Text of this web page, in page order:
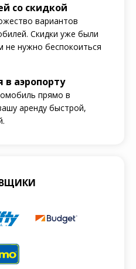
со скидкой
вариантов
Скидки уже были
не нужно беспокоиться
аэропорту
прямо в
аренду быстрой,